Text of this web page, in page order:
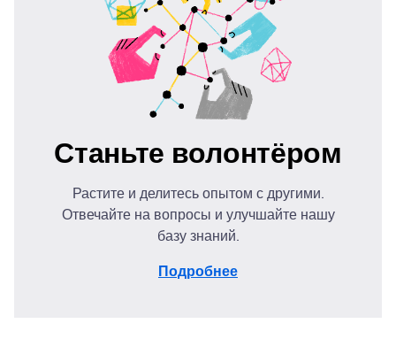
Станьте волонтёром
Растите и делитесь опытом с другими.
Отвечайте на вопросы и улучшайте нашу
базу знаний.
Подробнее